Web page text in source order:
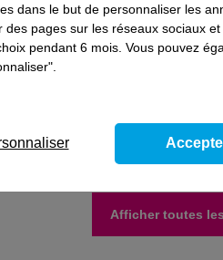
je m'inscrire en formation ?
Afficher toutes
dans le but de personnaliser les
pages sur les réseaux sociaux
pendant 6 mois. Vous pouvez